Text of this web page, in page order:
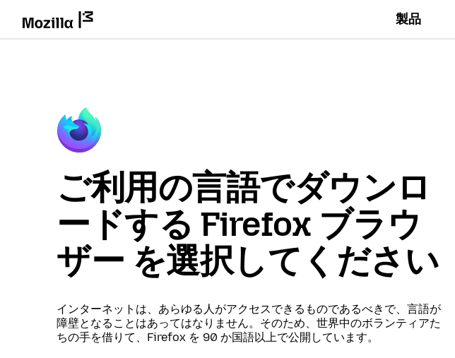
製品
ご利用の言語でダウンロ
ードする Firefox ブラウ
ザー を選択してください
インターネットは、あらゆる人がアクセスできるものであるべきで、言語が
障壁となることはあってはなりません。そのため、世界中のボランティアた
ちの手を借りて、Firefox を 90 か国語以上で公開しています。